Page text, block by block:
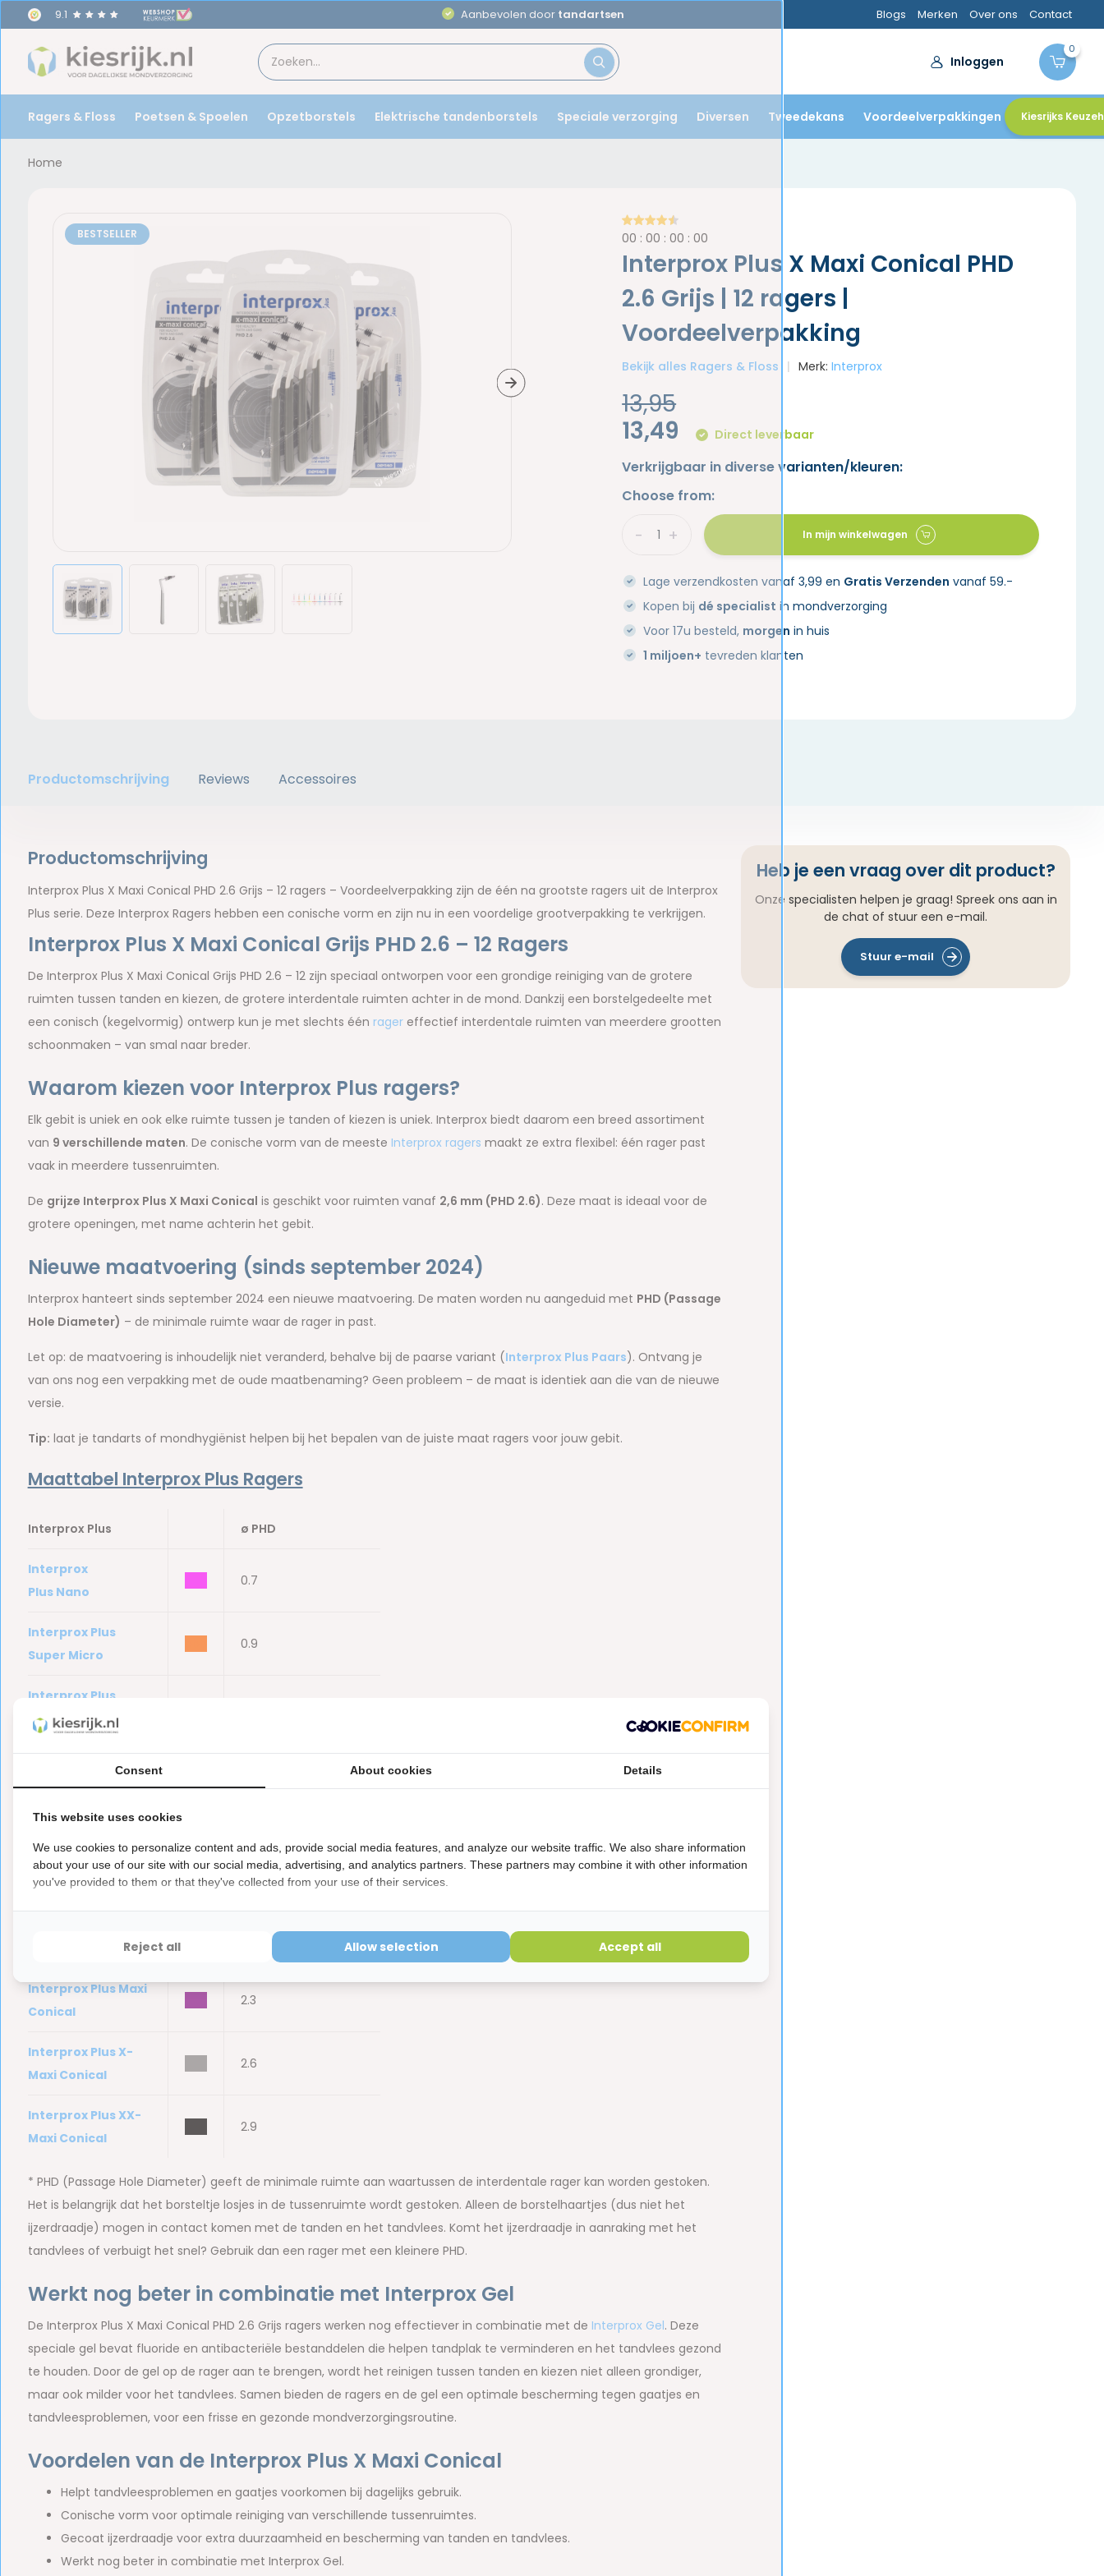
9.1 Aanbevolen door tandartsen Blogs Merken Over ons Contact
Inloggen
0
Ragers & Floss Poetsen & Spoelen Opzetborstels Elektrische tandenborstels Speciale verzorging Diversen Tweedekans Voordeelverpakkingen Kiesrijks
Home
BESTSELLER 00 :00 :00 :00
Interprox Plus X Maxi Conical PHD
2.6 Grijs | 12 ragers |
Voordeelverpakking
Bekijk alles Ragers & Floss Merk:Interprox
13,95
13,49
Direct leverbaar
Verkrijgbaar in diverse varianten/kleuren:
Choose from:
+
- In mijn winkelwagen
Lage verzendkosten vanaf 3,99 en Gratis Verzenden vanaf 59.-
Kopen bij dé specialist in mondverzorging
Voor 17u besteld, morgen in huis
1 miljoen+ tevreden klanten
Productomschrijving Reviews Accessoires
Productomschrijving
Interprox Plus X Maxi Conical PHD 2.6 Grijs – 12 ragers – Voordeelverpakking zijn de één na grootste ragers uit de Interprox
Plus serie. Deze Interprox Ragers hebben een conische vorm en zijn nu in een voordelige grootverpakking te verkrijgen.
Interprox Plus X Maxi Conical Grijs PHD 2.6 – 12 Ragers
De Interprox Plus X Maxi Conical Grijs PHD 2.6 – 12 zijn speciaal ontworpen voor een grondige reiniging van de grotere
ruimten tussen tanden en kiezen, de grotere interdentale ruimten achter in de mond. Dankzij een borstelgedeelte met
een conisch (kegelvormig) ontwerp kun je met slechts één ragereffectief interdentale ruimten van meerdere grootten
schoonmaken – van smal naar breder.
Waarom kiezen voor Interprox Plus ragers?
Elk gebit is uniek en ook elke ruimte tussen je tanden of kiezen is uniek. Interprox biedt daarom een breed assortiment
van 9 verschillende maten. De conische vorm van de meeste Interprox ragers maakt ze extra flexibel: één rager past
vaak in meerdere tussenruimten.
De grijze Interprox Plus X Maxi Conical is geschikt voor ruimten vanaf 2,6 mm (PHD 2.6). Deze maat is ideaal voor de
grotere openingen, met name achterin het gebit.
Nieuwe maatvoering (sinds september 2024)
Interprox hanteert sinds september 2024 een nieuwe maatvoering. De maten worden nu aangeduid met PHD (Passage
Hole Diameter) – de minimale ruimte waar de rager in past.
Let op: de maatvoering is inhoudelijk niet veranderd, behalve bij de paarse variant (Interprox Plus Paars). Ontvang je
van ons nog een verpakking met de oude maatbenaming? Geen probleem – de maat is identiek aan die van de nieuwe
versie.
Tip: laat je tandarts of mondhygiënist helpen bij het bepalen van de juiste maat ragers voor jouw gebit.
Maattabel Interprox Plus Ragers
Interprox Plus ø PHD
Interprox
Plus Nano
0.7
Interprox Plus
Super Micro
0.9
Interprox Plus
Micro
Interprox Plus Mini bbb 1.4
Conical
Interprox Plus
Conical
bbb 1.7
Interprox Plus Maxi
Conical
2.3
Interprox Plus X-
Maxi Conical
2.6
Interprox Plus XX-
Maxi Conical
2.9
* PHD (Passage Hole Diameter) geeft de minimale ruimte aan waartussen de interdentale rager kan worden gestoken.
Het is belangrijk dat het borsteltje losjes in de tussenruimte wordt gestoken. Alleen de borstelhaartjes (dus niet het
ijzerdraadje) mogen in contact komen met de tanden en het tandvlees. Komt het ijzerdraadje in aanraking met het
tandvlees of verbuigt het snel? Gebruik dan een rager met een kleinere PHD.
Werkt nog beter in combinatie met Interprox Gel
De Interprox Plus X Maxi Conical PHD 2.6 Grijs ragers werken nog effectiever in combinatie met de Interprox Gel. Deze
speciale gel bevat fluoride en antibacteriële bestanddelen die helpen tandplak te verminderen en het tandvlees gezond
te houden. Door de gel op de rager aan te brengen, wordt het reinigen tussen tanden en kiezen niet alleen grondiger,
maar ook milder voor het tandvlees. Samen bieden de ragers en de gel een optimale bescherming tegen gaatjes en
tandvleesproblemen, voor een frisse en gezonde mondverzorgingsroutine.
Voordelen van de Interprox Plus X Maxi Conical
Helpt tandvleesproblemen en gaatjes voorkomen bij dagelijks gebruik.
Conische vorm voor optimale reiniging van verschillende tussenruimtes.
Gecoat ijzerdraadje voor extra duurzaamheid en bescherming van tanden en tandvlees.
Werkt nog beter in combinatie met Interprox Gel.
Heb je een vraag over dit product?
Onze specialisten helpen je graag! Spreek ons aan in
de chat of stuur een e-mail.
Stuur e-mail
Consent About cookies Details
This website uses cookies
We use cookies to personalize content and ads, provide social media features, and analyze our website traffic. We also share information
about your use of our site with our social media, advertising, and analytics partners. These partners may combine it with other information
you've provided to them or that they've collected from your use of their services.
Reject all Allow selection Accept all